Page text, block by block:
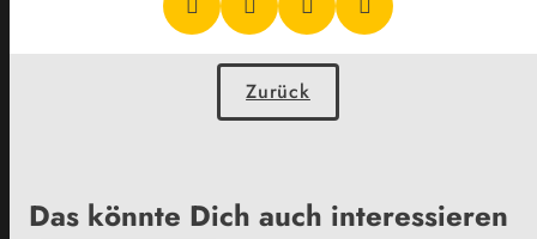
Zurück
Das könnte Dich auch interessieren